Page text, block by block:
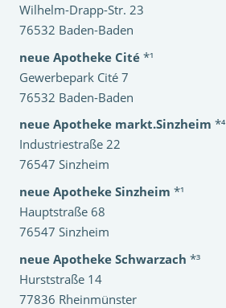
Wilhelm-Drapp-Str. 23
76532 Baden-Baden
neue Apotheke Cité *¹
Gewerbepark Cité 7
76532 Baden-Baden
neue Apotheke markt.Sinzheim *⁴
Industriestraße 22
76547 Sinzheim
neue Apotheke Sinzheim *¹
Hauptstraße 68
76547 Sinzheim
neue Apotheke Schwarzach *³
Hurststraße 14
77836 Rheinmünster